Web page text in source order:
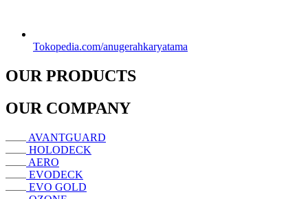
Tokopedia.com/anugerahkaryatama
OUR PRODUCTS
OUR COMPANY
AVANTGUARD
HOLODECK
AERO
EVODECK
EVO GOLD